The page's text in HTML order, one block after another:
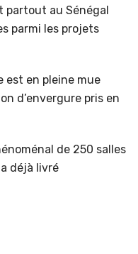
partout au Sénégal
parmi les projets
est en pleine mue
d’envergure pris en
de 250 salles
déjà livré